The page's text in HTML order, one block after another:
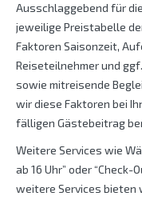
Ausschlaggebend für
jeweilige Preistabelle
Faktoren Saisonzeit,
Reiseteilnehmer und
sowie mitreisende
wir diese Faktoren bei
fälligen Gästebeitrag
Weitere Services wie
ab 16 Uhr” oder “Check-
weitere Services bieten